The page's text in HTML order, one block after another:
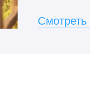
Смотреть